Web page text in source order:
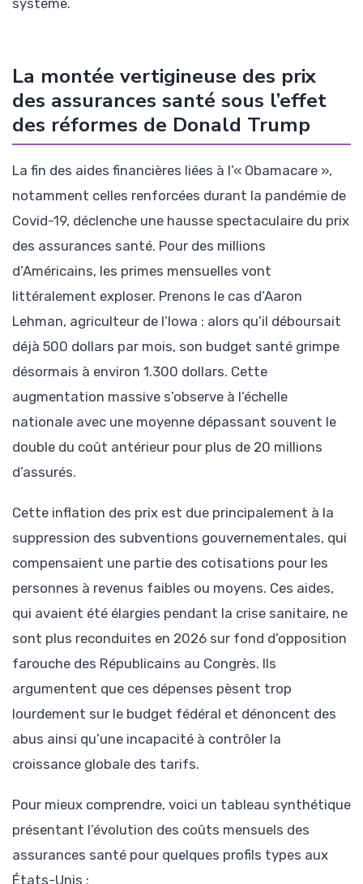
La montée vertigineuse des prix
des assurances santé sous l’effet
des réformes de Donald Trump
La fin des aides financières liées à l’« Obamacare »,
notamment celles renforcées durant la pandémie de
Covid-19, déclenche une hausse spectaculaire du prix
des assurances santé. Pour des millions
d’Américains, les primes mensuelles vont
littéralement exploser. Prenons le cas d’Aaron
Lehman, agriculteur de l’Iowa : alors qu’il déboursait
déjà 500 dollars par mois, son budget santé grimpe
désormais à environ 1.300 dollars. Cette
augmentation massive s’observe à l’échelle
nationale avec une moyenne dépassant souvent le
double du coût antérieur pour plus de 20 millions
d’assurés.
Cette inflation des prix est due principalement à la
suppression des subventions gouvernementales, qui
compensaient une partie des cotisations pour les
personnes à revenus faibles ou moyens. Ces aides,
qui avaient été élargies pendant la crise sanitaire, ne
sont plus reconduites en 2026 sur fond d’opposition
farouche des Républicains au Congrès. Ils
argumentent que ces dépenses pèsent trop
lourdement sur le budget fédéral et dénoncent des
abus ainsi qu’une incapacité à contrôler la
croissance globale des tarifs.
Pour mieux comprendre, voici un tableau synthétique
présentant l’évolution des coûts mensuels des
assurances santé pour quelques profils types aux
États-Unis :